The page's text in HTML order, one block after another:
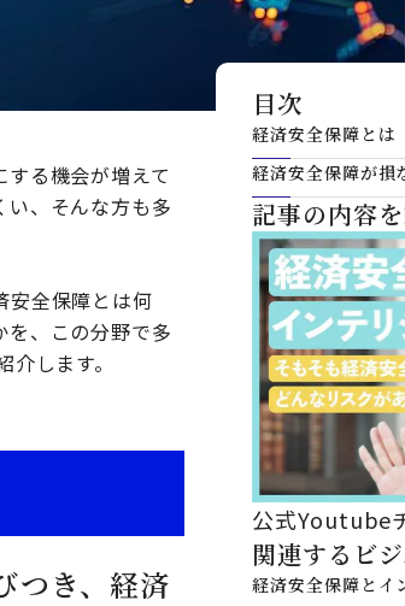
る機会が増えて
、そんな方も多
安全保障とは何
、この分野で多
します。
つき、経済
目次
経済安全保障とは
経済安全保障が損
記事の内容
公式Youtube
関連するビ
経済安全保障とイ